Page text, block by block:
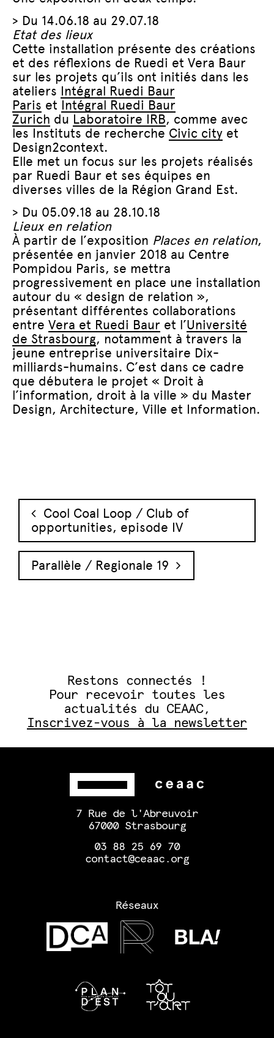
> Du 14.06.18 au 29.07.18
Etat des lieux
Cette installation présente des créations
et des réflexions de Ruedi et Vera Baur
sur les projets qu’ils ont initiés dans les
ateliers Intégral Ruedi Baur
Paris et Intégral Ruedi Baur
Zurich du Laboratoire IRB, comme avec
les Instituts de recherche Civic city et
Design2context.
Elle met un focus sur les projets réalisés
par Ruedi Baur et ses équipes en
diverses villes de la Région Grand Est.
> Du 05.09.18 au 28.10.18
Lieux en relation
À partir de l’exposition Places en relation,
présentée en janvier 2018 au Centre
Pompidou Paris, se mettra
progressivement en place une installation
autour du « design de relation »,
présentant différentes collaborations
entre Vera et Ruedi Baur et l’Université
de Strasbourg, notamment à travers la
jeune entreprise universitaire Dix-
milliards-humains. C’est dans ce cadre
que débutera le projet « Droit à
l’information, droit à la ville » du Master
Design, Architecture, Ville et Information.
Navigation des articles
Cool Coal Loop / Club of
opportunities, episode IV
Parallèle / Regionale 19
Restons connectés !
Pour recevoir toutes les
actualités du CEAAC,
Inscrivez-vous à la newsletter
7 Rue de l'Abreuvoir
67000 Strasbourg
03 88 25 69 70
contact@ceaac.org
Réseaux